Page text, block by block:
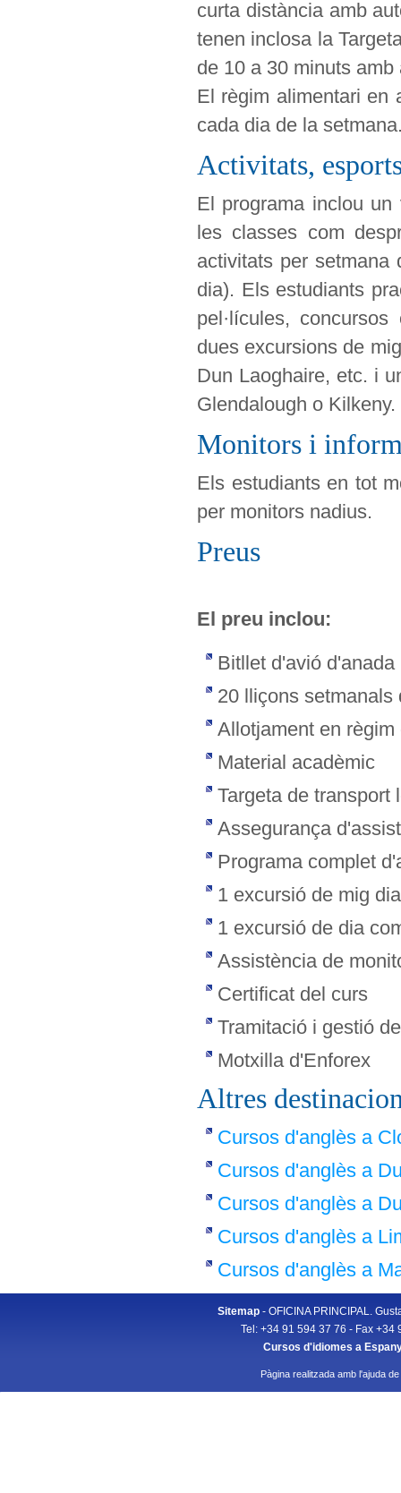
curta distància amb
tenen inclosa la
de 10 a 30 minuts
El règim alimentari en
cada dia de la
Activitats,
El programa inclou
les classes com
activitats per setmana
dia). Els estudiants
pel·lícules,
dues excursions de
Dun Laoghaire, etc. i
Glendalough o Kilkeny.
Monitors i
Els estudiants en tot
per monitors nadius.
Preus
El preu inclou:
Bitllet d'avió
20 lliçons setmanals
Allotjament en
Material acadèmic
Targeta de transport
Assegurança
Programa complet
1 excursió de mig
1 excursió de dia
Assistència de
Certificat del curs
Tramitació i gestió
Motxilla d'Enforex
Altres
Cursos d'anglès a
Cursos d'anglès a
Cursos d'anglès a
Cursos d'anglès a
Cursos d'anglès a
Sitemap - OFICINA PRINCIPAL.
Tel: +34 91 594 37 76 - Fax
Cursos d'idiomes a
Pàgina realitzada amb l'ajuda